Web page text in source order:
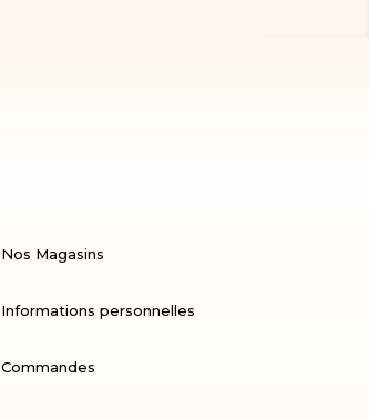
Nos Magasins
Informations personnelles
Commandes